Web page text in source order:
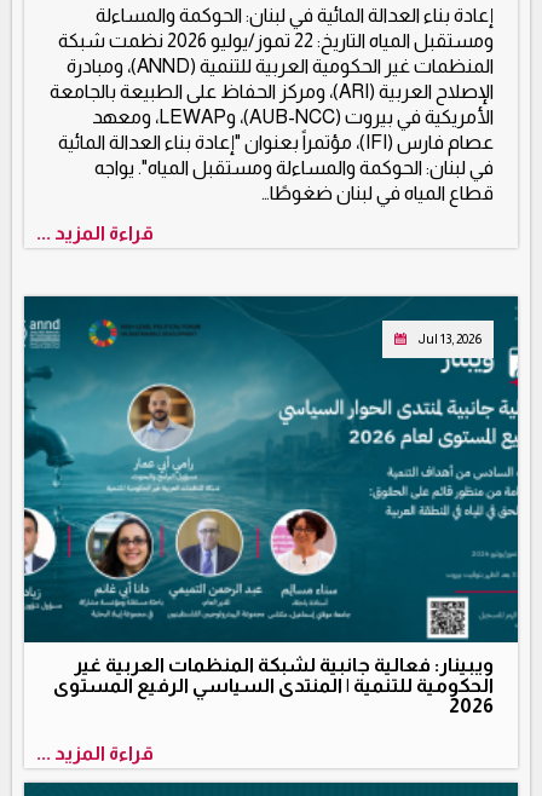
إعادة بناء العدالة المائية في لبنان: الحوكمة والمساءلة
ومستقبل المياه التاريخ: 22 تموز/يوليو 2026 نظمت شبكة
المنظمات غير الحكومية العربية للتنمية (ANND)، ومبادرة
الإصلاح العربية (ARI)، ومركز الحفاظ على الطبيعة بالجامعة
الأمريكية في بيروت (AUB-NCC)، وLEWAP، ومعهد
عصام فارس (IFI)، مؤتمراً بعنوان "إعادة بناء العدالة المائية
في لبنان: الحوكمة والمساءلة ومستقبل المياه". يواجه
قطاع المياه في لبنان ضغوطًا…
قراءة المزيد ...
Jul 13, 2026
ويبينار: فعالية جانبية لشبكة المنظمات العربية غير
الحكومية للتنمية | المنتدى السياسي الرفيع المستوى
2026
قراءة المزيد ...